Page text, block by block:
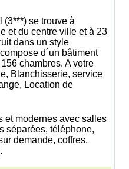
(3***) se trouve à
et du centre ville et à 23
dans un style
d´un bâtiment
chambres. A votre
Blanchisserie, service
Location de
et modernes avec salles
séparées, téléphone,
demande, coffres,